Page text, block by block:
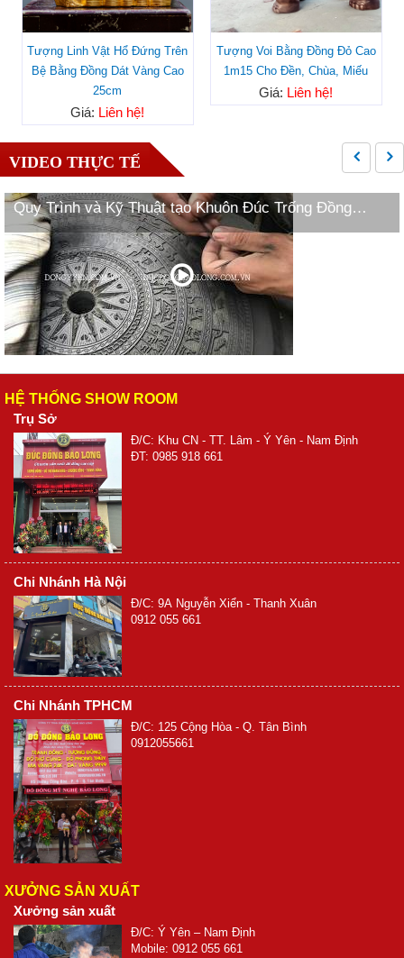
Tượng Linh Vật Hổ Đứng Trên
Bệ Bằng Đồng Dát Vàng Cao
25cm
Giá: Liên hệ!
Tượng Voi Bằng Đồng Đỏ Cao
1m15 Cho Đền, Chùa, Miếu
Giá: Liên hệ!
VIDEO THỰC TẾ
Quy Trình và Kỹ Thuật tạo Khuôn Đúc Trống Đồng
Ngọc Lũ
HỆ THỐNG SHOW ROOM
Trụ Sở
Đ/C: Khu CN - TT. Lâm - Ý Yên - Nam Định
ĐT: 0985 918 661
Chi Nhánh Hà Nội
Đ/C: 9A Nguyễn Xiển - Thanh Xuân
0912 055 661
Chi Nhánh TPHCM
Đ/C: 125 Cộng Hòa - Q. Tân Bình
0912055661
XƯỞNG SẢN XUẤT
Xưởng sản xuất
Đ/C: Ý Yên – Nam Định
Mobile: 0912 055 661